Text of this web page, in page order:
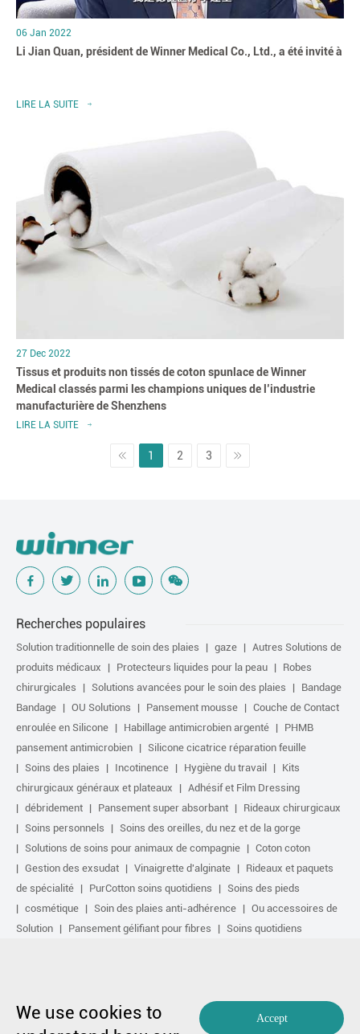
06 Jan 2022
Li Jian Quan, président de Winner Medical Co., Ltd., a été invité à
LIRE LA SUITE
27 Dec 2022
Tissus et produits non tissés de coton spunlace de Winner
Medical classés parmi les champions uniques de l’industrie
manufacturière de Shenzhens
LIRE LA SUITE
1 2 3
Recherches populaires
Solution traditionnelle de soin des plaies gaze
Autres Solutions de
produits médicaux
Protecteurs liquides pour la peau
Robes
chirurgicales
Solutions avancées pour le soin des plaies
Bandage
Bandage
OU Solutions Pansement mousse
Couche de Contact
enroulée en Silicone
Habillage antimicrobien argenté
PHMB
pansement antimicrobien
Silicone cicatrice réparation feuille
Soins des plaies
Incotinence Hygiène du travail
Kits
chirurgicaux généraux et plateaux
Adhésif et Film Dressing
débridement
Pansement super absorbant
Rideaux chirurgicaux
Soins personnels
Soins des oreilles, du nez et de la gorge
Solutions de soins pour animaux de compagnie
Coton coton
Gestion des exsudat
Vinaigrette d'alginate
Rideaux et paquets
de spécialité
PurCotton soins quotidiens
Soins des pieds
cosmétique
Soin des plaies anti-adhérence
Ou accessoires de
Solution
Pansement gélifiant pour fibres
Soins quotidiens
Copyright par 1991-2023 Winner Medical Co., Ltd. Tous droits réservés.
We use cookies to
Accept